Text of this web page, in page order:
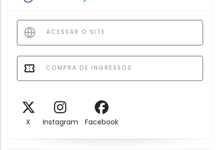
ACESSAR O SITE
COMPRA DE INGRESSOS
X Instagram Facebook